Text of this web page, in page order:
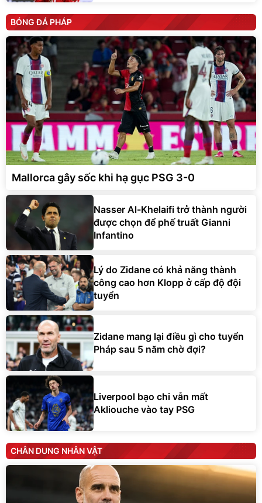
BÓNG ĐÁ PHÁP
Mallorca gây sốc khi hạ gục PSG 3-0
Nasser Al-Khelaifi trở thành người
được chọn để phế truất Gianni
Infantino
Lý do Zidane có khả năng thành
công cao hơn Klopp ở cấp độ đội
tuyển
Zidane mang lại điều gì cho tuyển
Pháp sau 5 năm chờ đợi?
Liverpool bạo chi vẫn mất
Akliouche vào tay PSG
CHÂN DUNG NHÂN VẬT